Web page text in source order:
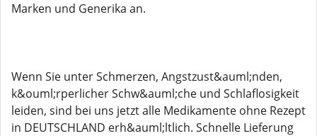
Marken und Generika an.
Wenn Sie unter Schmerzen, Angstzust&auml;nden,
k&ouml;rperlicher Schw&auml;che und Schlaflosigkeit
leiden, sind bei uns jetzt alle Medikamente ohne Rezept
in DEUTSCHLAND erh&auml;ltlich. Schnelle Lieferung